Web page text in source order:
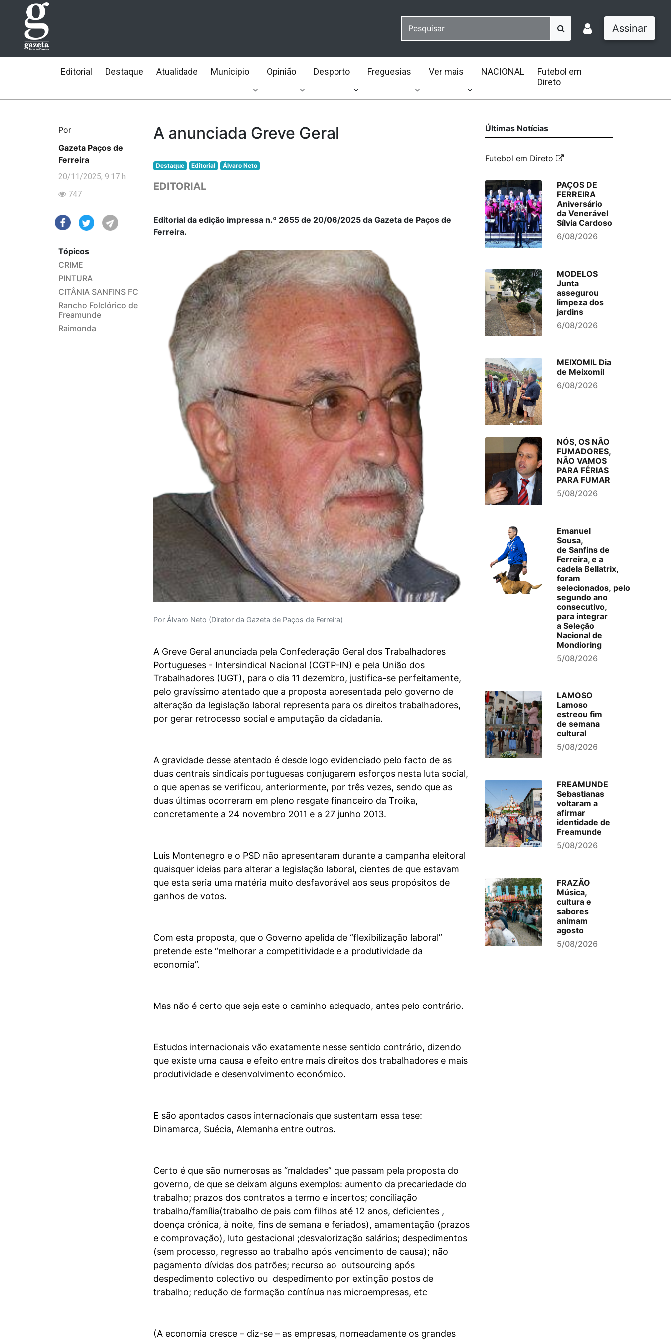
Assinar
Editorial Destaque Atualidade Munícipio Opinião Desporto Freguesias Ver mais NACIONAL
Futebol em
Direto
Por
Gazeta Paços de
Ferreira
20/11/2025, 9:17 h
747
Tópicos
CRIME
PINTURA
CITÂNIA SANFINS FC
Rancho Folclórico de
Freamunde
Raimonda
A anunciada Greve Geral
Destaque Editorial Álvaro Neto
EDITORIAL
Editorial da edição impressa n.º 2655 de 20/06/2025 da Gazeta de Paços de
Ferreira.
Por Álvaro Neto (Diretor da Gazeta de Paços de Ferreira)
A Greve Geral anunciada pela Confederação Geral dos Trabalhadores
Portugueses - Intersindical Nacional (CGTP-IN) e pela União dos
Trabalhadores (UGT), para o dia 11 dezembro, justifica-se perfeitamente,
pelo gravíssimo atentado que a proposta apresentada pelo governo de
alteração da legislação laboral representa para os direitos trabalhadores,
por gerar retrocesso social e amputação da cidadania.
A gravidade desse atentado é desde logo evidenciado pelo facto de as
duas centrais sindicais portuguesas conjugarem esforços nesta luta social,
o que apenas se verificou, anteriormente, por três vezes, sendo que as
duas últimas ocorreram em pleno resgate financeiro da Troika,
concretamente a 24 novembro 2011 e a 27 junho 2013.
Luís Montenegro e o PSD não apresentaram durante a campanha eleitoral
quaisquer ideias para alterar a legislação laboral, cientes de que estavam
que esta seria uma matéria muito desfavorável aos seus propósitos de
ganhos de votos.
Com esta proposta, que o Governo apelida de “flexibilização laboral”
pretende este “melhorar a competitividade e a produtividade da
economia”.
Mas não é certo que seja este o caminho adequado, antes pelo contrário.
Estudos internacionais vão exatamente nesse sentido contrário, dizendo
que existe uma causa e efeito entre mais direitos dos trabalhadores e mais
produtividade e desenvolvimento económico.
E são apontados casos internacionais que sustentam essa tese:
Dinamarca, Suécia, Alemanha entre outros.
Certo é que são numerosas as “maldades” que passam pela proposta do
governo, de que se deixam alguns exemplos: aumento da precariedade do
trabalho; prazos dos contratos a termo e incertos; conciliação
trabalho/família(trabalho de pais com filhos até 12 anos, deficientes ,
doença crónica, à noite, fins de semana e feriados), amamentação (prazos
e comprovação), luto gestacional ;desvalorização salários; despedimentos
(sem processo, regresso ao trabalho após vencimento de causa); não
pagamento dívidas dos patrões; recurso ao outsourcing após
despedimento colectivo ou despedimento por extinção postos de
trabalho; redução de formação contínua nas microempresas, etc
(A economia cresce – diz-se – as empresas, nomeadamente os grandes
Últimas Notícias
Futebol em Direto
PAÇOS DE
FERREIRA
Aniversário
da Venerável
Sílvia Cardoso
6/08/2026
MODELOS
Junta
assegurou
limpeza dos
jardins
6/08/2026
MEIXOMIL Dia
de Meixomil
6/08/2026
NÓS, OS NÃO
FUMADORES,
NÃO VAMOS
PARA FÉRIAS
PARA FUMAR
5/08/2026
Emanuel
Sousa,
de Sanfins de
Ferreira, e a
cadela Bellatrix,
foram
selecionados, pelo
segundo ano
consecutivo,
para integrar
a Seleção
Nacional de
Mondioring
5/08/2026
LAMOSO
Lamoso
estreou fim
de semana
cultural
5/08/2026
FREAMUNDE
Sebastianas
voltaram a
afirmar
identidade de
Freamunde
5/08/2026
FRAZÃO
Música,
cultura e
sabores
animam
agosto
5/08/2026